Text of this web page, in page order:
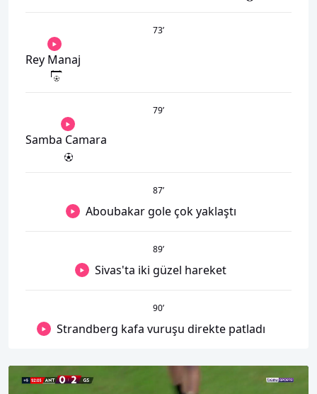
73’
Rey Manaj
79’
Samba Camara
87’
Aboubakar gole çok yaklaştı
89’
Sivas'ta iki güzel hareket
90’
Strandberg kafa vuruşu direkte patladı